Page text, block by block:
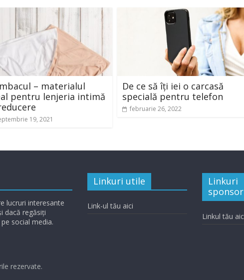
– materialul
pentru lenjeria intimă
19, 2021
De ce să îți iei o carcasă
specială pentru telefon
februarie 26, 2022
lucruri interesante
dacă regăsiți
social media.
Linkuri utile
Link-ul tău aici
Linkuri
Linkul tău
rezervate.